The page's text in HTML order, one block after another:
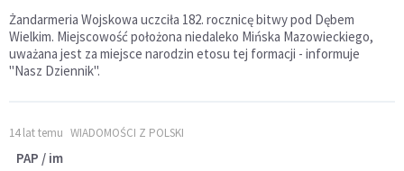
Żandarmeria Wojskowa uczciła 182. rocznicę bitwy pod Dębem
Wielkim. Miejscowość położona niedaleko Mińska Mazowieckiego,
uważana jest za miejsce narodzin etosu tej formacji - informuje
"Nasz Dziennik".
14 lat temu WIADOMOŚCI Z POLSKI
PAP / im